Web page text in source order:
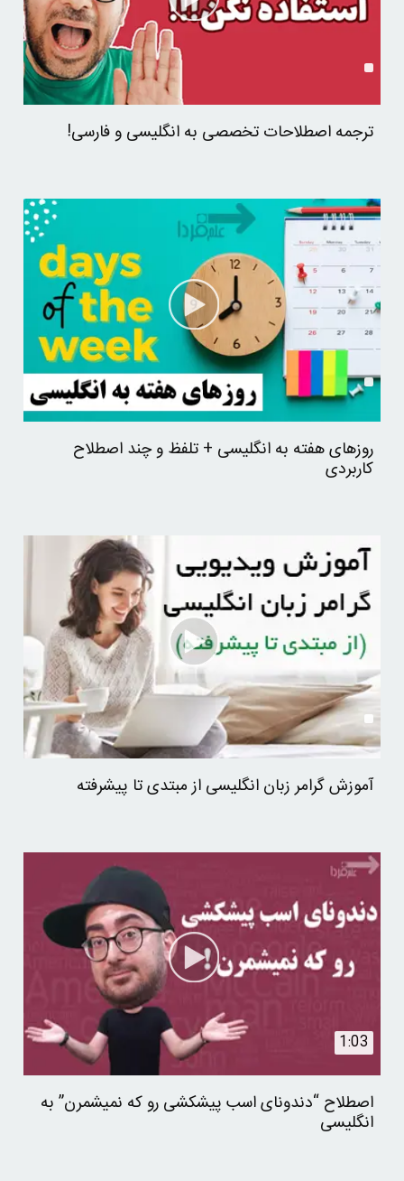
ترجمه اصطلاحات تخصصی به انگلیسی و فارسی!
روزهای هفته به انگلیسی + تلفظ و چند اصطلاح
کاربردی
آموزش گرامر زبان انگلیسی از مبتدی تا پیشرفته
1:03
اصطلاح “دندونای اسب پیشکشی رو که نمیشمرن” به
انگلیسی